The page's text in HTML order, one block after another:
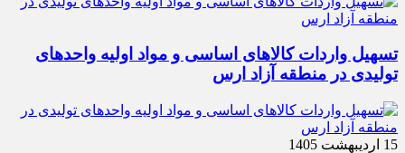
تسهیل واردات کالاهای اساسی و مواد اولیه واحدهای
تولیدی در منطقه آزاد ارس
15 اردیبهشت 1405